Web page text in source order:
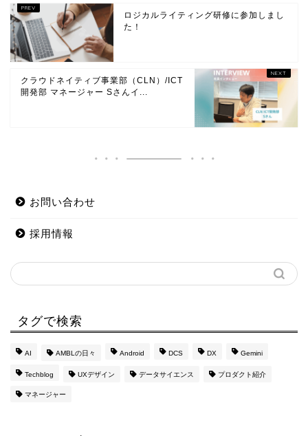
ロジカルライティング研修に参加しまし
た！
クラウドネイティブ事業部（CLN）/ICT
開発部 マネージャー Sさんイ...
お問い合わせ
採用情報
タグで検索
AI AMBLの日々 Android DCS DX Gemini
Techblog UXデザイン データサイエンス プロダクト紹介
マネージャー